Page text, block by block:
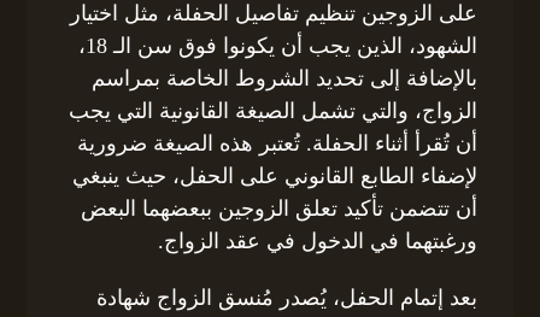
على الزوجين تنظيم تفاصيل الحفلة، مثل اختيار
الشهود، الذين يجب أن يكونوا فوق سن الـ 18،
بالإضافة إلى تحديد الشروط الخاصة بمراسم
الزواج، والتي تشمل الصيغة القانونية التي يجب
أن تُقرأ أثناء الحفلة. تُعتبر هذه الصيغة ضرورية
لإضفاء الطابع القانوني على الحفل، حيث ينبغي
أن تتضمن تأكيد تعلق الزوجين ببعضهما البعض
ورغبتهما في الدخول في عقد الزواج.
بعد إتمام الحفل، يُصدر مُنسق الزواج شهادة